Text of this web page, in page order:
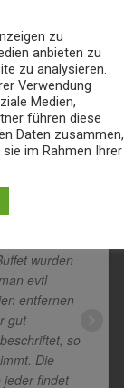
der
vor allem
war und
Wünsche
wurden
evtl
entfernen
gut
so
Die
jeder findet
zu
anbieten zu
zu analysieren.
Verwendung
Medien,
führen diese
Daten zusammen,
im Rahmen Ihrer